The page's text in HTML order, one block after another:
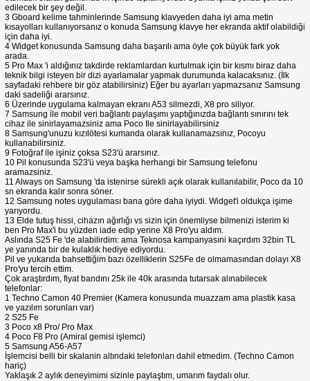
edilecek bir şey değil.
3 Gboard kelime tahminlerinde Samsung klavyeden daha iyi ama metin
kısayolları kullanıyorsanız o konuda Samsung klavye her ekranda aktif olabildiği
için daha iyi.
4 Widget konusunda Samsung daha başarılı ama öyle çok büyük fark yok
arada.
5 Pro Max 'i aldığınız takdirde reklamlardan kurtulmak için bir kısmı biraz daha
teknik bilgi isteyen bir dizi ayarlamalar yapmak durumunda kalacaksınız. (İlk
sayfadaki rehbere bir göz atabilirsiniz) Eğer bu ayarları yapmazsanız Samsung
daki sadeliği ararsınız.
6 Üzerinde uygulama kalmayan ekranı A53 silmezdi, X8 pro siliyor.
7 Samsung ile mobil veri bağlantı paylaşımı yaptığınızda bağlantı sınırını tek
cihaz ile sinirlayamazsiniz ama Poco Ile sinirlayabilirsiniz
8 Samsung'unuzu kızılötesi kumanda olarak kullanamazsınız, Pocoyu
kullanabilirsiniz.
9 Fotoğraf ile işiniz çoksa S23'ü ararsınız.
10 Pil konusunda S23'ü veya başka herhangi bir Samsung telefonu
aramazsiniz.
11 Always on Samsung 'da istenirse sürekli açık olarak kullanılabilir, Poco da 10
sn ekranda kalır sonra söner.
12 Samsung notes uygulaması bana göre daha iyiydi. Widget'i oldukça işime
yarıyordu.
13 Elde tutuş hissi, cihazın ağırlığı vs sizin için önemliyse bilmenizi isterim ki
ben Pro Max'i bu yüzden iade edip yerine X8 Pro'yu aldım.
Aslında S25 Fe 'de alabilirdim: ama Teknosa kampanyasıni kaçırdım 32bin TL
ye yanında bir de kulaklık hediye ediyordu.
Pil ve yukarıda bahsettiğim bazı özelliklerin S25Fe de olmamasından dolayı X8
Pro'yu tercih ettim.
Çok araştırdım, fiyat bandını 25k ile 40k arasında tutarsak alınabilecek
telefonlar:
1 Techno Camon 40 Premier (Kamera konusunda muazzam ama plastik kasa
ve yazılım sorunları var)
2 S25 Fe
3 Poco x8 Pro/ Pro Max
4 Poco F8 Pro (Amiral gemisi işlemci)
5 Samsung A56-A57
İşlemcisi belli bir skalanin altındaki telefonları dahil etmedim. (Techno Camon
hariç)
Yaklaşık 2 aylık deneyimimi sizinle paylaştım, umarım faydalı olur.